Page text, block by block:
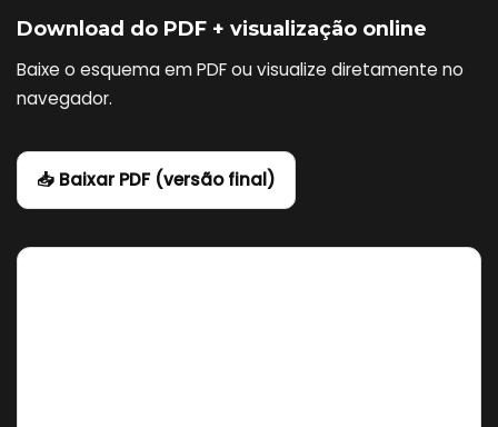
Download do PDF + visualização online
Baixe o esquema em PDF ou visualize diretamente no
navegador.
📥 Baixar PDF (versão final)